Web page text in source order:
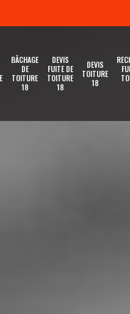
BÂCHAGE
DE
TOITURE
18
DEVIS
FUITE DE
TOITURE
18
DEVIS
TOITURE
18